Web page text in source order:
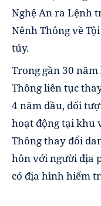
Nghệ An ra Lệnh
Nênh Thông về
túy.
Trong gần 30
Thông liên tục
4 năm đầu, đối
hoạt động tại khu
Thông thay đổi
hôn với người địa
có địa hình hiểm